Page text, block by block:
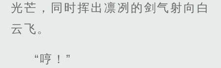
光芒，同时挥出凛冽的剑气射向白
云飞。
“哼！”